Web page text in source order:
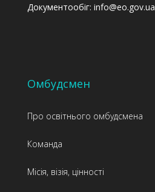
Документообіг: info@eo.gov.ua
Омбудсмен
Про освітнього омбудсмена
Команда
Місія, візія, цінності